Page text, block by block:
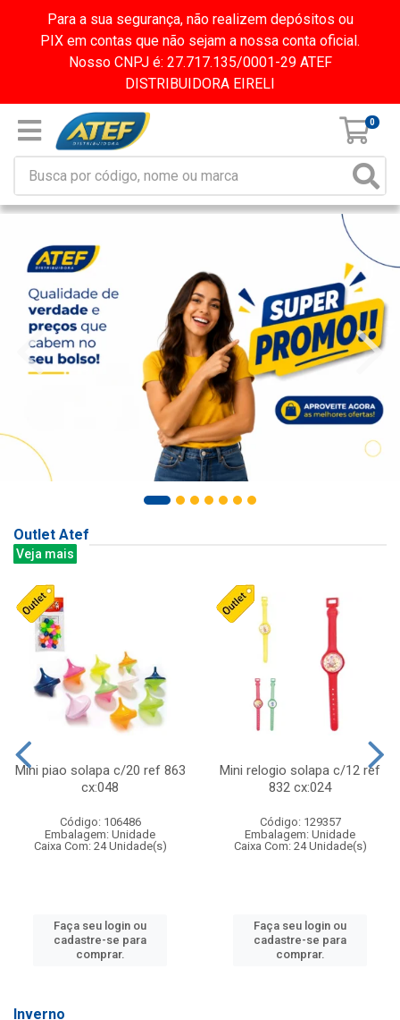
Para a sua segurança, não realizem depósitos ou
PIX em contas que não sejam a nossa conta oficial.
Nosso CNPJ é: 27.717.135/0001-29 ATEF
DISTRIBUIDORA EIRELI
0
Outlet Atef
Veja mais
Mini piao solapa c/20 ref 863
cx:048
Código: 106486
Embalagem: Unidade
Caixa Com: 24 Unidade(s)
Faça seu login ou
cadastre-se para
comprar.
Mini relogio solapa c/12 ref
832 cx:024
Código: 129357
Embalagem: Unidade
Caixa Com: 24 Unidade(s)
Faça seu login ou
cadastre-se para
comprar.
Inverno